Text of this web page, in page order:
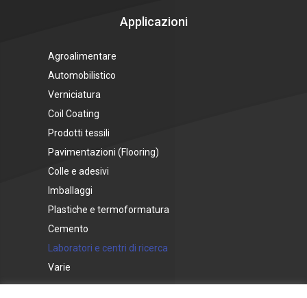
Applicazioni
Agroalimentare
Automobilistico
Verniciatura
Coil Coating
Prodotti tessili
Pavimentazioni (Flooring)
Colle e adesivi
Imballaggi
Plastiche e termoformatura
Cemento
Laboratori e centri di ricerca
Varie